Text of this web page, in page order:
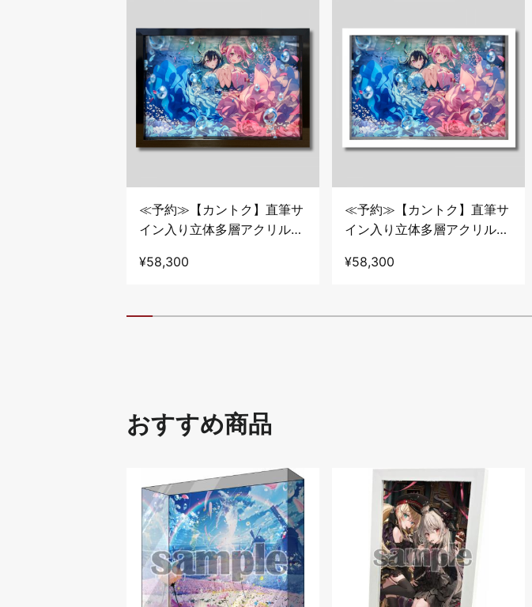
≪予約≫【カントク】直筆サ
イン入り立体多層アクリル
¥58,300
≪予約≫【カントク】直筆サ
イン入り立体多層アクリル
¥58,300
おすすめ商品